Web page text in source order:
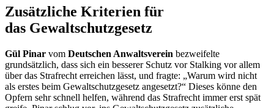
Zusätzliche Kriterien für
das Gewaltschutzgesetz
Gül Pinar vom Deutschen Anwaltsverein bezweifelte
grundsätzlich, dass sich ein besserer Schutz vor Stalking vor allem
über das Strafrecht erreichen lässt, und fragte: „Warum wird nicht
als erstes beim Gewaltschutzgesetz angesetzt?“ Dieses könne den
Opfern sehr schnell helfen, während das Strafrecht immer erst spät